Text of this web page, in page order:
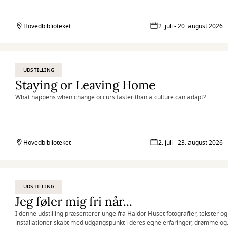
Hovedbiblioteket 2. juli - 20. august 2026
UDSTILLING
Staying or Leaving Home
What happens when change occurs faster than a culture can adapt?
Hovedbiblioteket 2. juli - 23. august 2026
UDSTILLING
Jeg føler mig fri når...
I denne udstilling præsenterer unge fra Haldor Huset fotografier, tekster og
installationer skabt med udgangspunkt i deres egne erfaringer, drømme og